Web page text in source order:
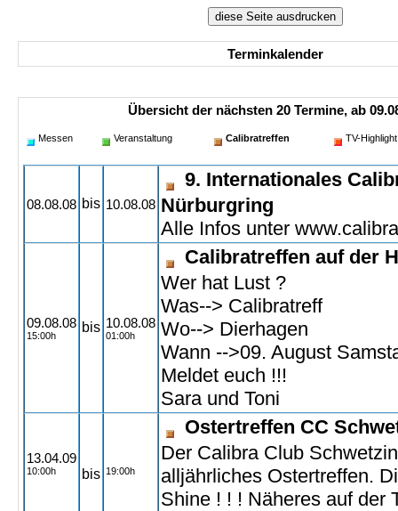
Terminkalender
Übersicht der nächsten 20 Termine, ab
Messen Veranstaltung Calibratreffen TV-Highlight
08.08.08 bis 10.08.08
9. Internationales
Nürburgring
Alle Infos unter
09.08.08
15:00h
bis 10.08.08
01:00h
Calibratreffen auf der
Wer hat Lust ?
Was--> Calibratreff
Wo--> Dierhagen
Wann -->09. August
Meldet euch !!!
Sara und Toni
13.04.09
10:00h bis 19:00h
Ostertreffen CC
Der Calibra Club
alljährliches Ostertreffen.
Shine ! ! ! Näheres auf der